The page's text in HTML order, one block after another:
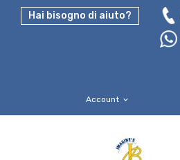
Hai bisogno di aiuto?
Account expand_more